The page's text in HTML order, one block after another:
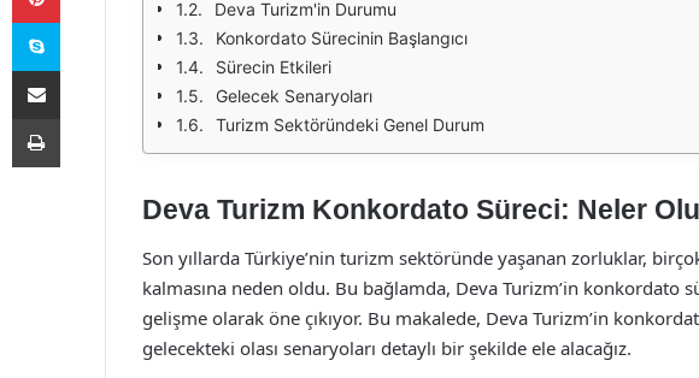
Deva Turizm'in Durumu
Konkordato Sürecinin Başlangıcı
Sürecin Etkileri
Gelecek Senaryoları
Turizm Sektöründeki Genel Durum
Deva Turizm Konkordato Süreci: Neler
Son yıllarda Türkiye’nin turizm sektöründe yaşanan zorluklar,
kalmasına neden oldu. Bu bağlamda, Deva Turizm’in konkordato
gelişme olarak öne çıkıyor. Bu makalede, Deva Turizm’in
gelecekteki olası senaryoları detaylı bir şekilde ele alacağız.
Skype
E-Posta ile paylaş